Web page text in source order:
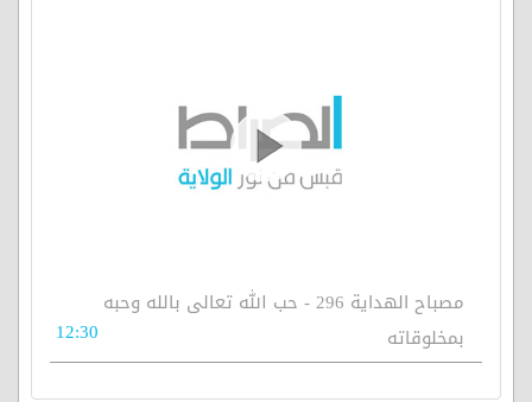
مصباح الهداية 296 - حب الله تعالى بالله وحبه
بمخلوقاته
12:30